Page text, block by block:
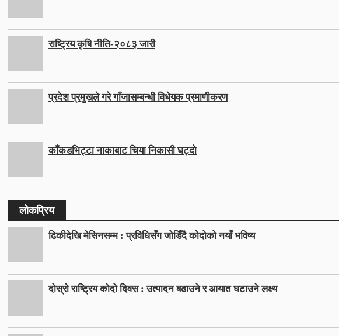
राष्ट्रिय कृषि नीति-२०८३ जारी
प्रदेश प्रमुखले गरे गाँजासम्बन्धी विधेयक प्रमाणीकरण
काँकडभिट्टा नाकाबाट चिया निकासी घट्दो
लोकप्रिय
ढिकीदेखि मेसिनसम्म : प्रविधिसँग जोडिँदै कोदोको नयाँ भविष्य
दोस्रो राष्ट्रिय कोदो दिवस : उत्पादन बढाउने र आयात घटाउने लक्ष्य